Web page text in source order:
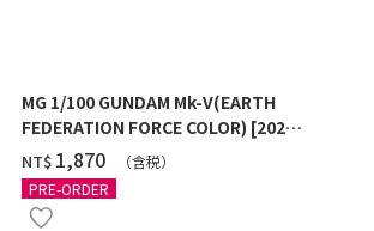
MG 1/100 GUNDAM Mk-V(EARTH
FEDERATION FORCE COLOR) [2026
年11月發送]
NT$ ‌1,870
（含税）
PRE-ORDER